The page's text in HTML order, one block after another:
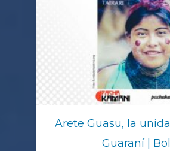
Arete Guasu, la
Guaraní |